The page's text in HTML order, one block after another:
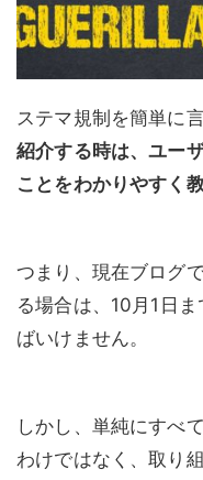
ステマ規制を簡単に言
紹介する時は、ユー
ことをわかりやすく
つまり、現在ブログ
る場合は、10月1日
ばいけません。
しかし、単純にすべ
わけではなく、取り